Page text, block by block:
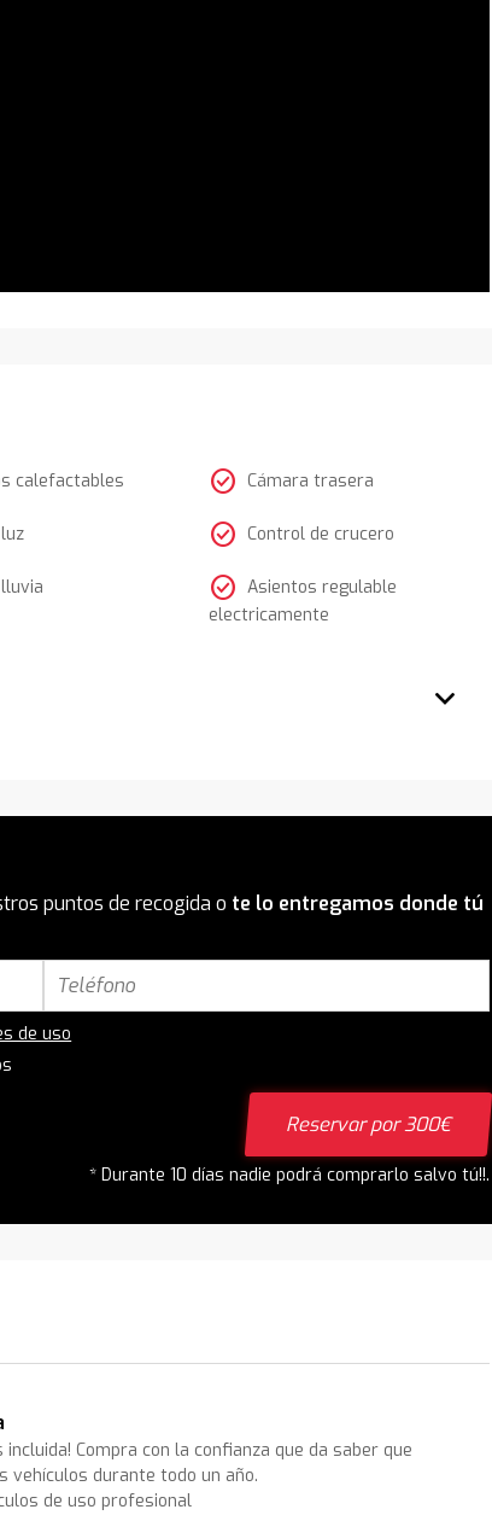
calefactables check_circle Cámara trasera
check_circle Control de crucero
check_circle Asientos regulable
electricamente
puntos de recogida o te lo entregamos donde tú
de uso
Reservar por 300€
* Durante 10 días nadie podrá comprarlo salvo tú!!.
incluida! Compra con la confianza que da saber que
vehículos durante todo un año.
de uso profesional